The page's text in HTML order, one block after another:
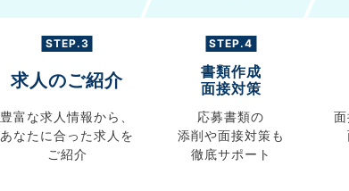
STEP.3
求人のご紹介
豊富な求人情報から、
あなたに合った求人を
ご紹介
STEP.4
書類作成
面接対策
応募書類の
添削や面接対策も
徹底サポート